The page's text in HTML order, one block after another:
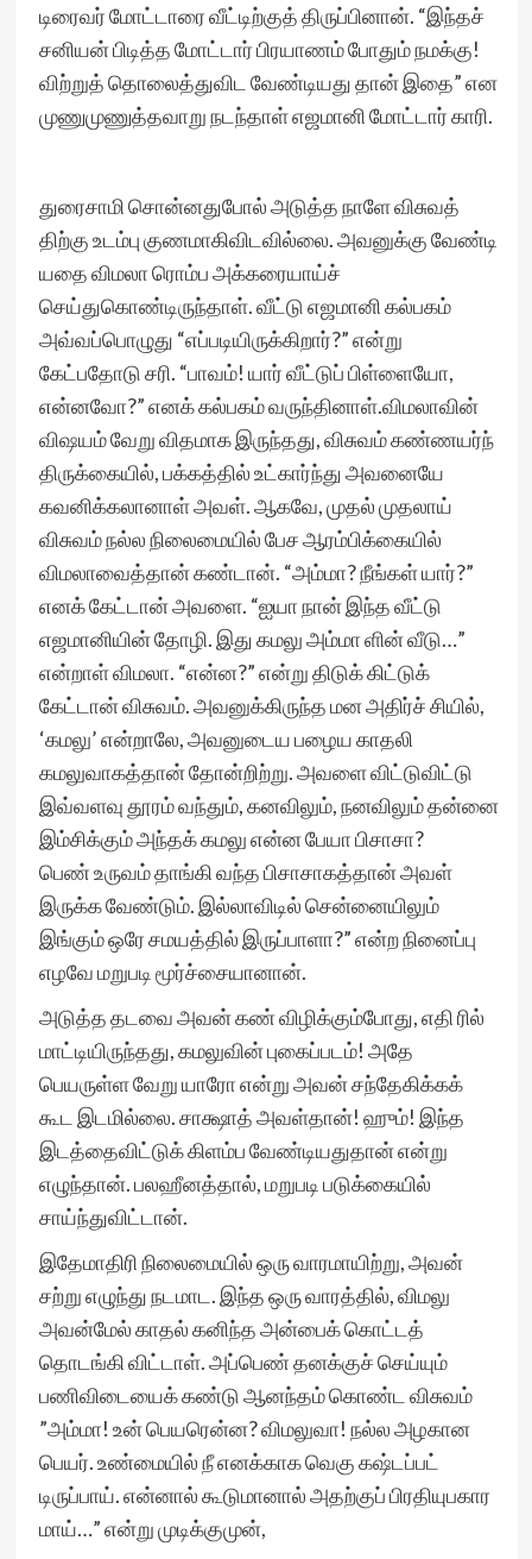
டிரைவர் மோட்டாரை வீட்டிற்குத் திருப்பினான். “இந்தச்
சனியன் பிடித்த மோட்டார் பிரயாணம் போதும் நமக்கு!
விற்றுத் தொலைத்துவிட வேண்டியது தான் இதை” என
முணுமுணுத்தவாறு நடந்தாள் எஜமானி மோட்டார் காரி.
துரைசாமி சொன்னதுபோல் அடுத்த நாளே விசுவத்
திற்கு உடம்பு குணமாகிவிடவில்லை. அவனுக்கு வேண்டி
யதை விமலா ரொம்ப அக்கரையாய்ச்
செய்துகொண்டிருந்தாள். வீட்டு எஜமானி கல்பகம்
அவ்வப்பொழுது “எப்படியிருக்கிறார்?” என்று
கேட்பதோடு சரி. “பாவம்! யார் வீட்டுப் பிள்ளையோ,
என்னவோ?” எனக் கல்பகம் வருந்தினாள்.விமலாவின்
விஷயம் வேறு விதமாக இருந்தது, விசுவம் கண்ணயர்ந்
திருக்கையில், பக்கத்தில் உட்கார்ந்து அவனையே
கவனிக்கலானாள் அவள். ஆகவே, முதல் முதலாய்
விசுவம் நல்ல நிலைமையில் பேச ஆரம்பிக்கையில்
விமலாவைத்தான் கண்டான். “அம்மா? நீங்கள் யார்?”
எனக் கேட்டான் அவளை. “ஐயா நான் இந்த வீட்டு
எஜமானியின் தோழி. இது கமலு அம்மா ளின் வீடு…”
என்றாள் விமலா. “என்ன?” என்று திடுக் கிட்டுக்
கேட்டான் விசுவம். அவனுக்கிருந்த மன அதிர்ச் சியில்,
‘கமலு’ என்றாலே, அவனுடைய பழைய காதலி
கமலுவாகத்தான் தோன்றிற்று. அவளை விட்டுவிட்டு
இவ்வளவு தூரம் வந்தும், கனவிலும், நனவிலும் தன்னை
இம்சிக்கும் அந்தக் கமலு என்ன பேயா பிசாசா?
பெண் உருவம் தாங்கி வந்த பிசாசாகத்தான் அவள்
இருக்க வேண்டும். இல்லாவிடில் சென்னையிலும்
இங்கும் ஒரே சமயத்தில் இருப்பாளா?” என்ற நினைப்பு
எழவே மறுபடி மூர்ச்சையானான்.
அடுத்த தடவை அவன் கண் விழிக்கும்போது, எதி ரில்
மாட்டியிருந்தது, கமலுவின் புகைப்படம்! அதே
பெயருள்ள வேறு யாரோ என்று அவன் சந்தேகிக்கக்
கூட இடமில்லை. சாக்ஷாத் அவள்தான்! ஹும்! இந்த
இடத்தைவிட்டுக் கிளம்ப வேண்டியதுதான் என்று
எழுந்தான். பலஹீனத்தால், மறுபடி படுக்கையில்
சாய்ந்துவிட்டான்.
இதேமாதிரி நிலைமையில் ஒரு வாரமாயிற்று, அவன்
சற்று எழுந்து நடமாட. இந்த ஒரு வாரத்தில், விமலு
அவன்மேல் காதல் கனிந்த அன்பைக் கொட்டத்
தொடங்கி விட்டாள். அப்பெண் தனக்குச் செய்யும்
பணிவிடையைக் கண்டு ஆனந்தம் கொண்ட விசுவம்
”அம்மா! உன் பெயரென்ன? விமலுவா! நல்ல அழகான
பெயர். உண்மையில் நீ எனக்காக வெகு கஷ்டப்பட்
டிருப்பாய். என்னால் கூடுமானால் அதற்குப் பிரதியுபகார
மாய்…” என்று முடிக்குமுன்,